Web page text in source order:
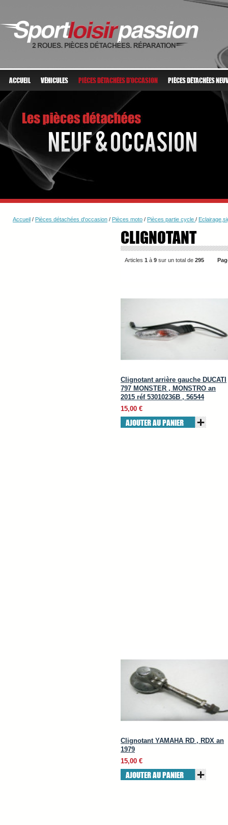
ACCUEIL VÉHICULES PIÈCES DÉTACHÉES D'OCCASION PIÈCES DÉTACHÉES
Accueil / Pièces détachées d'occasion / Pièces moto / Pièces partie cycle /
CLIGNOTANT
Articles 1 à 9 sur un total de 295
Clignotant arrière gauche DUCATI
797 MONSTER , MONSTRO an
2015 réf 53010236B , 56544
15,00 €
AJOUTER AU PANIER
Clignotant YAMAHA RD , RDX an
1979
15,00 €
AJOUTER AU PANIER